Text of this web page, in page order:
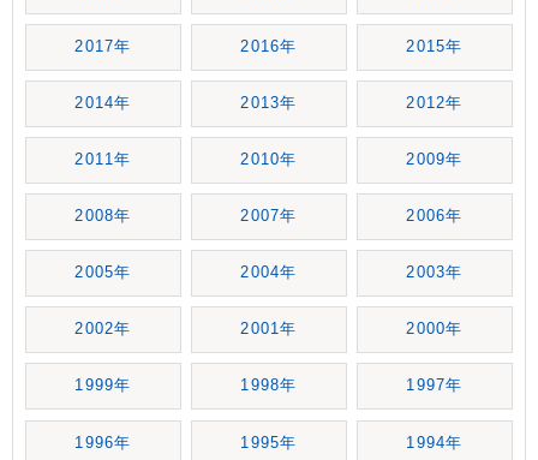
2017年 2016年 2015年
2014年 2013年 2012年
2011年 2010年 2009年
2008年 2007年 2006年
2005年 2004年 2003年
2002年 2001年 2000年
1999年 1998年 1997年
1996年 1995年 1994年